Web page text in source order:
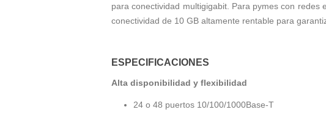
para conectividad multigigabit. Para pymes con
conectividad de 10 GB altamente rentable para
ESPECIFICACIONES
Alta disponibilidad y flexibilidad
24 o 48 puertos 10/100/1000Base-T